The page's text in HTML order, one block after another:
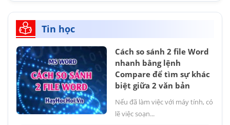
Tin học
Cách so sánh 2 file Word
nhanh bằng lệnh
Compare để tìm sự khác
biệt giữa 2 văn bản
Nếu đã làm việc với máy tính, có
lẽ việc soạn...